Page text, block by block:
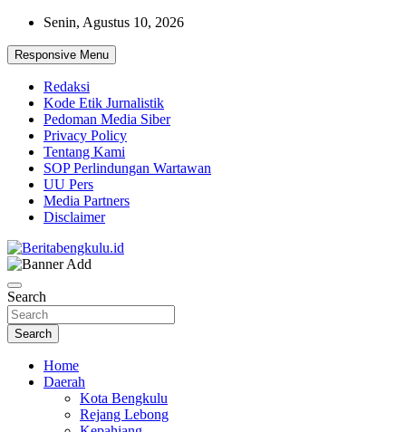
Skip
content
Senin, Agustus 10, 2026
Responsive Menu
Redaksi
Kode Etik Jurnalistik
Pedoman Media Siber
Privacy Policy
Tentang Kami
SOP Perlindungan Wartawan
UU Pers
Media Partners
Disclaimer
Beritabengkulu.id
Search
Search
Home
Daerah
Kota Bengkulu
Rejang Lebong